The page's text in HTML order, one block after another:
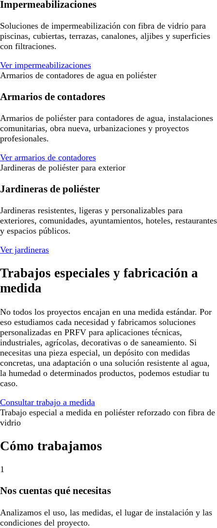
Impermeabilizaciones
Soluciones de impermeabilización con fibra de vidrio para
piscinas, cubiertas, terrazas, canalones, aljibes y superficies
con filtraciones.
Ver impermeabilizaciones
Armarios de contadores de agua en poliéster
Armarios de contadores
Armarios de poliéster para contadores de agua, instalaciones
comunitarias, obra nueva, urbanizaciones y proyectos
profesionales.
Ver armarios de contadores
Jardineras de poliéster para exterior
Jardineras de poliéster
Jardineras resistentes, ligeras y personalizables para
exteriores, comunidades, ayuntamientos, hoteles, restaurantes
y espacios públicos.
Ver jardineras
Trabajos especiales y fabricación a
medida
No todos los proyectos encajan en una medida estándar. Por
eso estudiamos cada necesidad y fabricamos soluciones
personalizadas en PRFV para aplicaciones técnicas,
industriales, agrícolas, decorativas o de saneamiento. Si
necesitas una pieza especial, un depósito con medidas
concretas, una adaptación o una solución resistente al agua,
la humedad o determinados productos, podemos estudiar tu
caso.
Consultar trabajo a medida
Trabajo especial a medida en poliéster reforzado con fibra de
vidrio
Cómo trabajamos
1
Nos cuentas qué necesitas
Analizamos el uso, las medidas, el lugar de instalación y las
condiciones del proyecto.